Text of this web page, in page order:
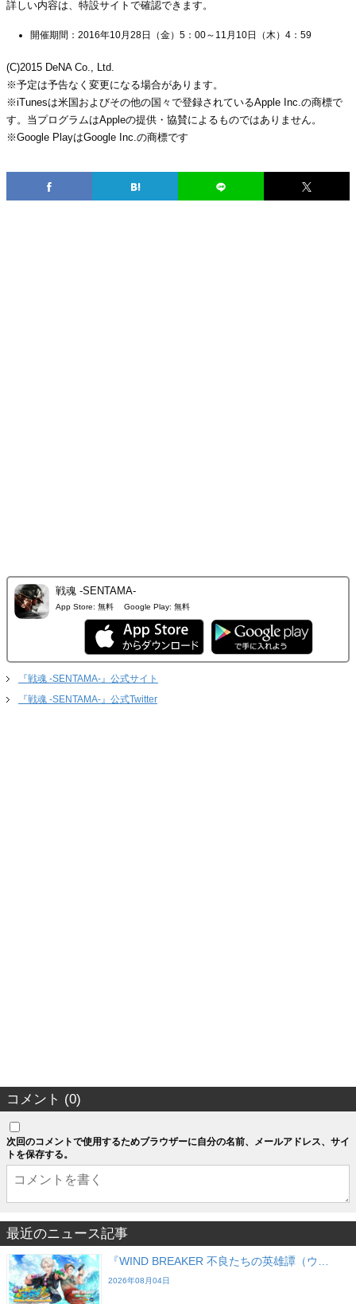
詳しい内容は、特設サイトで確認できます。
開催期間：2016年10月28日（金）5：00～11月10日（木）4：59
(C)2015 DeNA Co., Ltd.
※予定は予告なく変更になる場合があります。
※iTunesは米国およびその他の国々で登録されているApple Inc.の商標で
す。当プログラムはAppleの提供・協賛によるものではありません。
※Google PlayはGoogle Inc.の商標です
戦魂 -SENTAMA-
App Store: 無料 Google Play: 無料
『戦魂 -SENTAMA-』公式サイト
『戦魂 -SENTAMA-』公式Twitter
コメント (0)
次回のコメントで使用するためブラウザーに自分の名前、メールアドレス、サイ
トを保存する。
最近のニュース記事
『WIND BREAKER 不良たちの英雄譚（ウ…
2026年08月04日